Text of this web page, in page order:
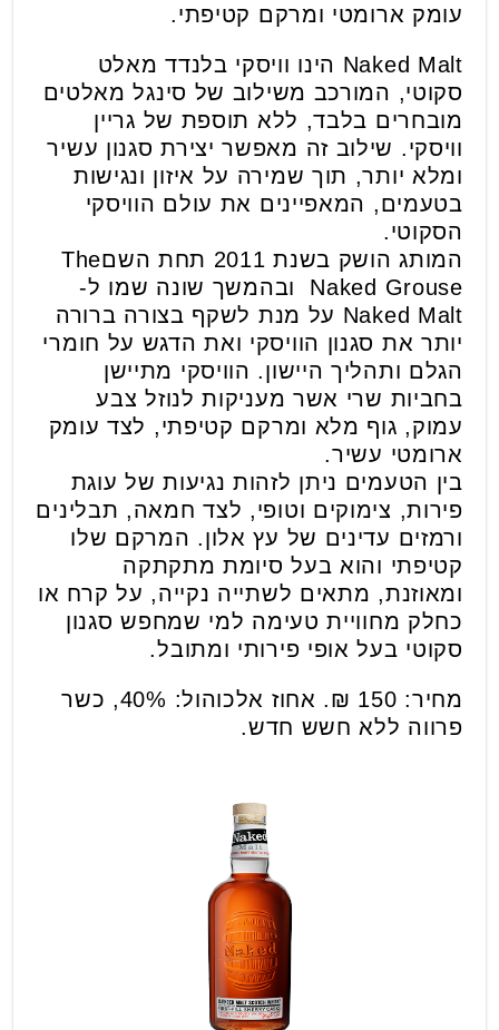
עומק ארומטי ומרקם קטיפתי.
Naked Malt הינו וויסקי בלנדד מאלט
סקוטי, המורכב משילוב של סינגל מאלטים
מובחרים בלבד, ללא תוספת של גריין
וויסקי. שילוב זה מאפשר יצירת סגנון עשיר
ומלא יותר, תוך שמירה על איזון ונגישות
בטעמים, המאפיינים את עולם הוויסקי
הסקוטי.
המותג הושק בשנת 2011 תחת השםThe
Naked Grouse ובהמשך שונה שמו ל-
Naked Malt על מנת לשקף בצורה ברורה
יותר את סגנון הוויסקי ואת הדגש על חומרי
הגלם ותהליך היישון. הוויסקי מתיישן
בחביות שרי אשר מעניקות לנוזל צבע
עמוק, גוף מלא ומרקם קטיפתי, לצד עומק
ארומטי עשיר.
בין הטעמים ניתן לזהות נגיעות של עוגת
פירות, צימוקים וטופי, לצד חמאה, תבלינים
ורמזים עדינים של עץ אלון. המרקם שלו
קטיפתי והוא בעל סיומת מתקתקה
ומאוזנת, מתאים לשתייה נקייה, על קרח או
כחלק מחוויית טעימה למי שמחפש סגנון
סקוטי בעל אופי פירותי ומתובל.
מחיר: 150 ₪. אחוז אלכוהול: 40%, כשר
פרווה ללא חשש חדש.